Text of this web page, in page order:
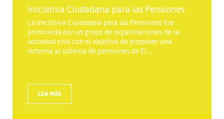
Iniciativa Ciudadana para las Pensiones
La Iniciativa Ciudadana para las Pensiones fue
promovida por un grupo de organizaciones de la
sociedad civil con el objetivo de proponer una
reforma al sistema de pensiones de El ...
LEA MÁS